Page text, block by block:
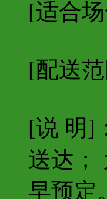
[适合
[配送
[说 明]
送达；
早预定。